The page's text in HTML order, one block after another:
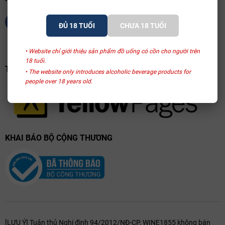
ĐỦ 18 TUỔI CHƯA 18 TUỔI
• Website chỉ giới thiệu sản phẩm đồ uống có cồn cho người trên
18 tuổi.
• The website only introduces alcoholic beverage products for
people over 18 years old.
sớm, đựng trong các giỏ nhỏ để tránh dập nát. Sau khi phân loại kỹ
26–28°C.
Kỹ thuật "pigeage" (nhấn chìm bã nho) được thực hiện thủ công để
chiết xuất tannin mịn màng nhất. Rượu sau đó được ủ từ 15 đến 18
đến 50%. Quá trình ủ trên bã men (lees) giúp rượu tăng thêm độ ngậy
và sự phức hợp trước khi được đóng chai mà không qua lọc quá mức
nhằm giữ nguyên đặc tính tự nhiên của rượu vang Pháp cao cấp.
Hương vị — Tasting Notes Chuyên Nghiệp
Ngoại quan (Appearance)
Rượu sở hữu màu đỏ tím sậm (deep purple) rực rỡ, phản chiếu sức trẻ
TRANG VÀNG VIỆT NAM
KHAI BÁO BỘ CỘNG THƯƠNG
[LƯU Ý] Tuân thủ Nghị định 94/2012/NĐ-CP, WINE1855 không bán